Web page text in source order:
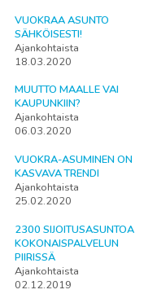
VUOKRAA ASUNTO
SÄHKÖISESTI!
Ajankohtaista
18.03.2020
MUUTTO MAALLE VAI
KAUPUNKIIN?
Ajankohtaista
06.03.2020
VUOKRA-ASUMINEN ON
KASVAVA TRENDI
Ajankohtaista
25.02.2020
2300 SIJOITUSASUNTOA
KOKONAISPALVELUN
PIIRISSÄ
Ajankohtaista
02.12.2019